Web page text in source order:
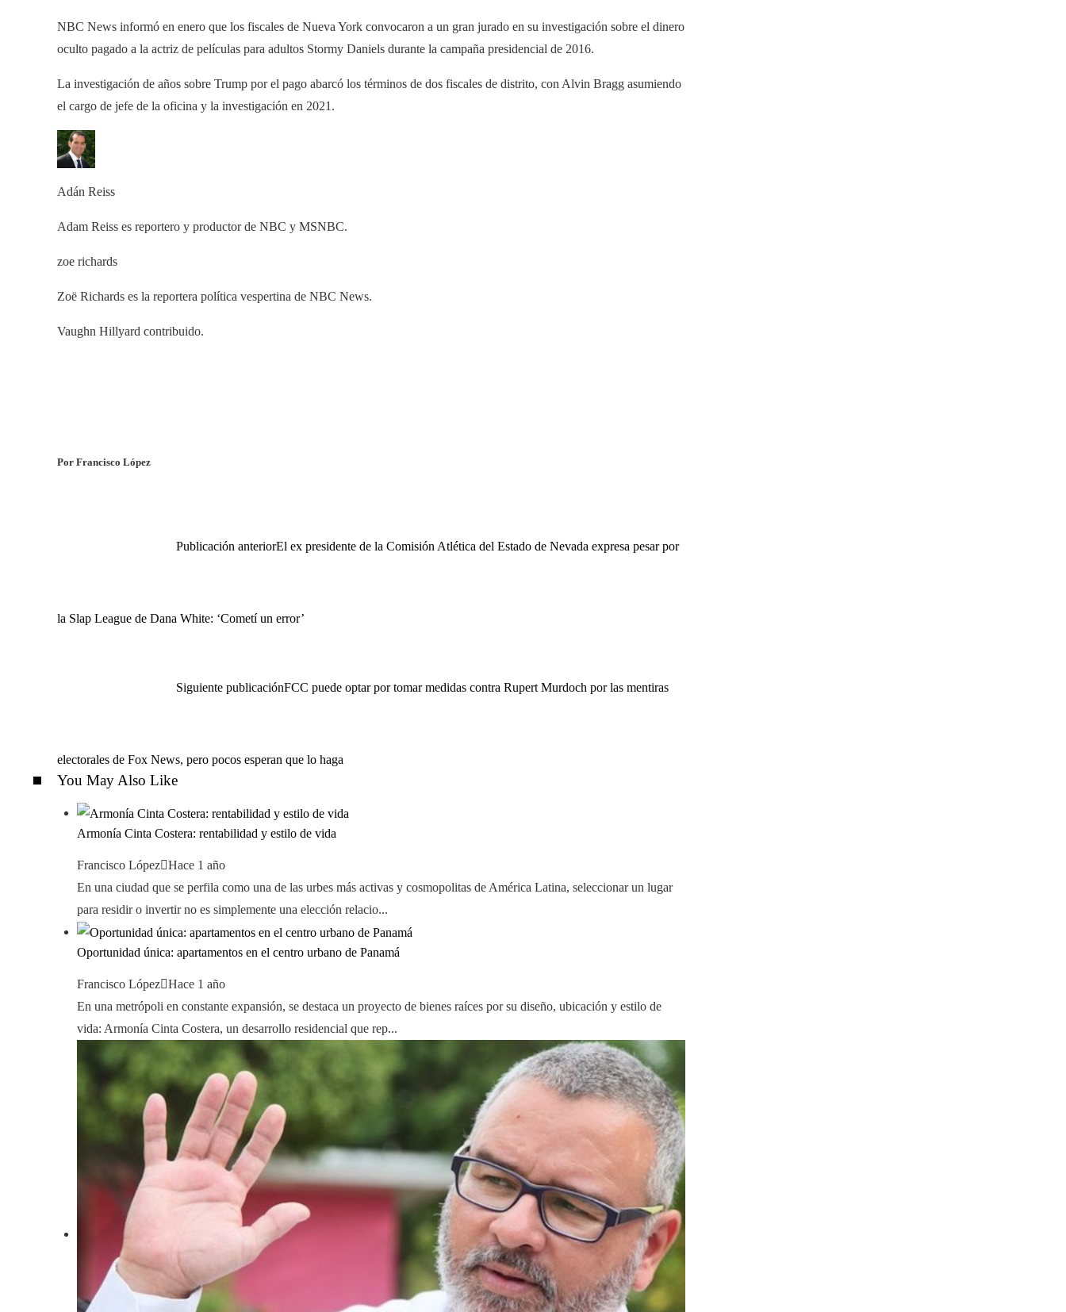
NBC News informó en enero que los fiscales de Nueva York convocaron a un gran jurado en su investigación sobre el dinero
oculto pagado a la actriz de películas para adultos Stormy Daniels durante la campaña presidencial de 2016.
La investigación de años sobre Trump por el pago abarcó los términos de dos fiscales de distrito, con Alvin Bragg asumiendo
el cargo de jefe de la oficina y la investigación en 2021.
Adán Reiss
Adam Reiss es reportero y productor de NBC y MSNBC.
zoe richards
Zoë Richards es la reportera política vespertina de NBC News.
Vaughn Hillyard contribuido.
Por Francisco López
Publicación anteriorEl ex presidente de la Comisión Atlética del Estado de Nevada expresa pesar por
la Slap League de Dana White: ‘Cometí un error’
Siguiente publicaciónFCC puede optar por tomar medidas contra Rupert Murdoch por las mentiras
electorales de Fox News, pero pocos esperan que lo haga
You May Also Like
Armonía Cinta Costera: rentabilidad y estilo de vida
Francisco López Hace 1 año
En una ciudad que se perfila como una de las urbes más activas y cosmopolitas de América Latina, seleccionar un lugar
para residir o invertir no es simplemente una elección relacio...
Oportunidad única: apartamentos en el centro urbano de Panamá
Francisco López Hace 1 año
En una metrópoli en constante expansión, se destaca un proyecto de bienes raíces por su diseño, ubicación y estilo de
vida: Armonía Cinta Costera, un desarrollo residencial que rep...